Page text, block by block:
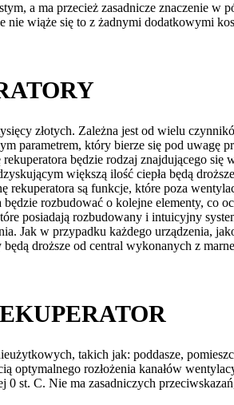
a ma przecież zasadnicze znaczenie
nie wiąże się to z żadnymi dodatkowymi
złotych. Zależna jest od wielu
parametrem, który bierze się pod
będzie rodzaj znajdującego
większą ilość ciepła będą
rekuperatora są funkcje, które poza
rozbudować o kolejne elementy, co
posiadają rozbudowany i intuicyjny
Jak w przypadku każdego urządzenia,
droższe od central wykonanych z
takich jak: poddasze,
optymalnego rozłożenia kanałów
0 st. C. Nie ma zasadniczych